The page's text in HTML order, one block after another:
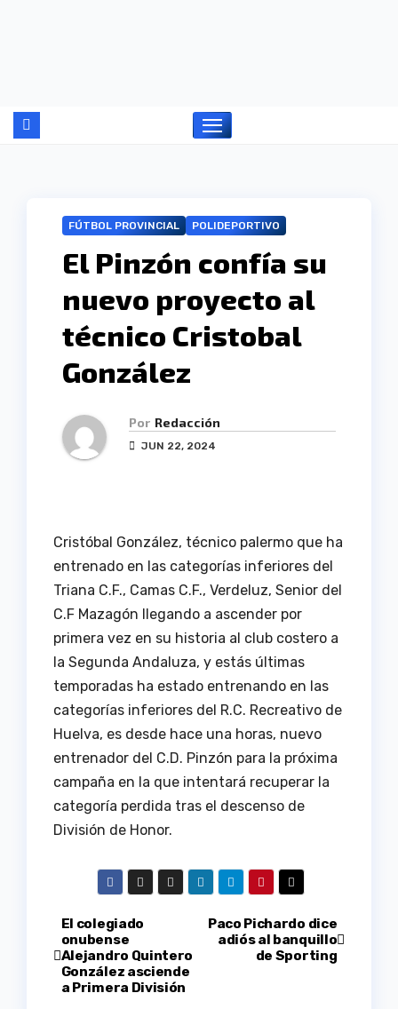
FÚTBOL PROVINCIAL POLIDEPORTIVO
El Pinzón confía su
nuevo proyecto al
técnico Cristobal
González
Por Redacción
JUN 22, 2024
Cristóbal González, técnico palermo que ha
entrenado en las categorías inferiores del
Triana C.F., Camas C.F., Verdeluz, Senior del
C.F Mazagón llegando a ascender por
primera vez en su historia al club costero a
la Segunda Andaluza, y estás últimas
temporadas ha estado entrenando en las
categorías inferiores del R.C. Recreativo de
Huelva, es desde hace una horas, nuevo
entrenador del C.D. Pinzón para la próxima
campaña en la que intentará recuperar la
categoría perdida tras el descenso de
División de Honor.
Navegación
de
Paco Pichardo dice
adiós al banquillo
de Sporting
El colegiado
onubense
Alejandro Quintero
González asciende
a Primera División